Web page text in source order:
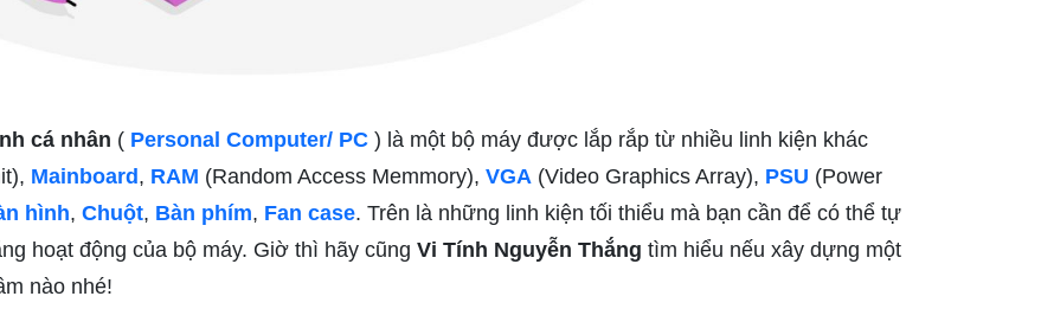
cá nhân ( Personal Computer/ PC ) là một bộ máy được lắp rắp từ nhiều linh kiện khác
Mainboard , RAM (Random Access Memmory), VGA (Video Graphics Array), PSU (Power
hình, Chuột, Bàn phím, Fan case. Trên là những linh kiện tối thiểu mà bạn cần để có thể tự
hoạt động của bộ máy. Giờ thì hãy cũng Vi Tính Nguyễn Thắng tìm hiểu nếu xây dựng một
nào nhé!